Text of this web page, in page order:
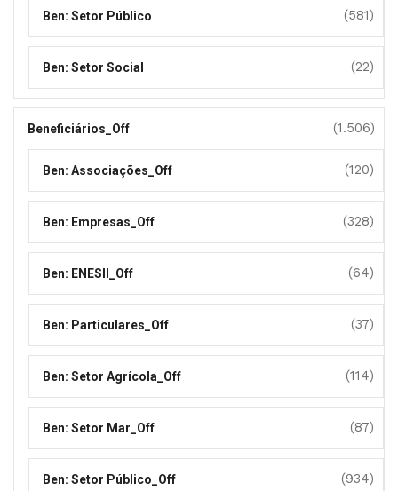
Ben: Setor Público (581)
Ben: Setor Social (22)
Beneficiários_Off (1.506)
Ben: Associações_Off (120)
Ben: Empresas_Off (328)
Ben: ENESII_Off (64)
Ben: Particulares_Off (37)
Ben: Setor Agrícola_Off (114)
Ben: Setor Mar_Off (87)
Ben: Setor Público_Off (934)